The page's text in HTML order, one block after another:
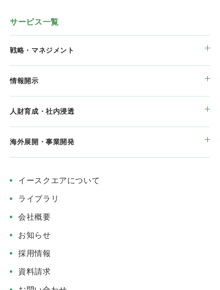
サービス一覧
戦略・マネジメント
情報開示
人財育成・社内浸透
海外展開・事業開発
イースクエアについて
ライブラリ
会社概要
お知らせ
採用情報
資料請求